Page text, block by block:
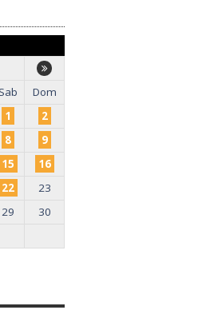
Sab
Dom
1
2
8
9
15
16
22
23
29
30